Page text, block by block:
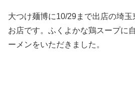
大つけ麺博に10/29まで出店の埼
お店です。ふくよかな鶏スープに
ーメンをいただきました。